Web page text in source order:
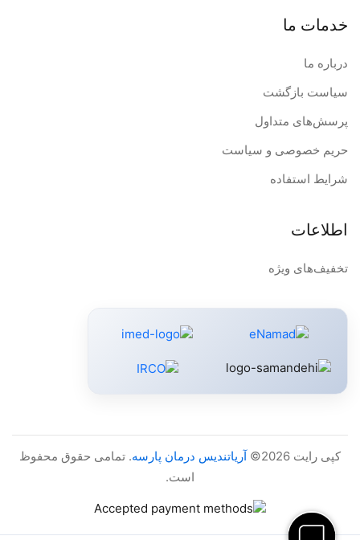
خدمات ما
درباره ما
سیاست بازگشت
پرسش‌های متداول
حریم خصوصی و سیاست
شرایط استفاده
اطلاعات
تخفیف‌های ویژه
کپی رایت 2026© آریاتندیس درمان پارسه. تمامی حقوق محفوظ
است.